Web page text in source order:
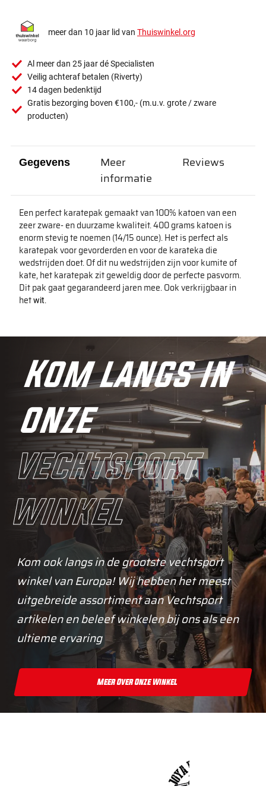
meer dan 10 jaar lid van Thuiswinkel.org
Al meer dan 25 jaar dé Specialisten
Veilig achteraf betalen (Riverty)
14 dagen bedenktijd
Gratis bezorging boven €100,- (m.u.v. grote / zware
producten)
Gegevens
Een perfect karatepak gemaakt van 100% katoen van een
zeer zware- en duurzame kwaliteit. 400 grams katoen is
enorm stevig te noemen (14/15 ounce). Het is perfect als
karatepak voor gevorderden en voor de karateka die
wedstrijden doet. Of dit nu wedstrijden zijn voor kumite of
kate, het karatepak zit geweldig door de perfecte pasvorm.
Dit pak gaat gegarandeerd jaren mee. Ook verkrijgbaar in
hetwit.
Meer
informatie
Reviews
Kom langs in
onze
vechtsport
winkel
Kom ook langs in de grootste vechtsport
winkel van Europa! Wij hebben het meest
uitgebreide assortiment aan Vechtsport
artikelen en beleef winkelen bij ons als een
ultieme ervaring
Meer Over Onze Winkel